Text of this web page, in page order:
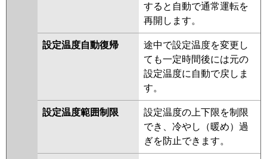
すると自動で通常運転を
再開します。
設定温度自動復帰
途中で設定温度を変更し
ても一定時間後には元の
設定温度に自動で戻しま
す。
設定温度範囲制限
設定温度の上下限を制限
でき、冷やし（暖め）過
ぎを防止できます。